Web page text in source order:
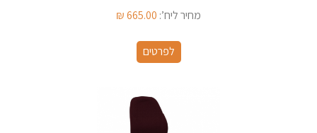
בדי ריפוד ארץ ייצור - ישראל
מחיר ליח’: 665.00
₪
לפרטים